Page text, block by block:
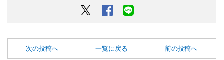
Twitter Facebook
次の投稿へ 一覧に戻る 前の投稿へ